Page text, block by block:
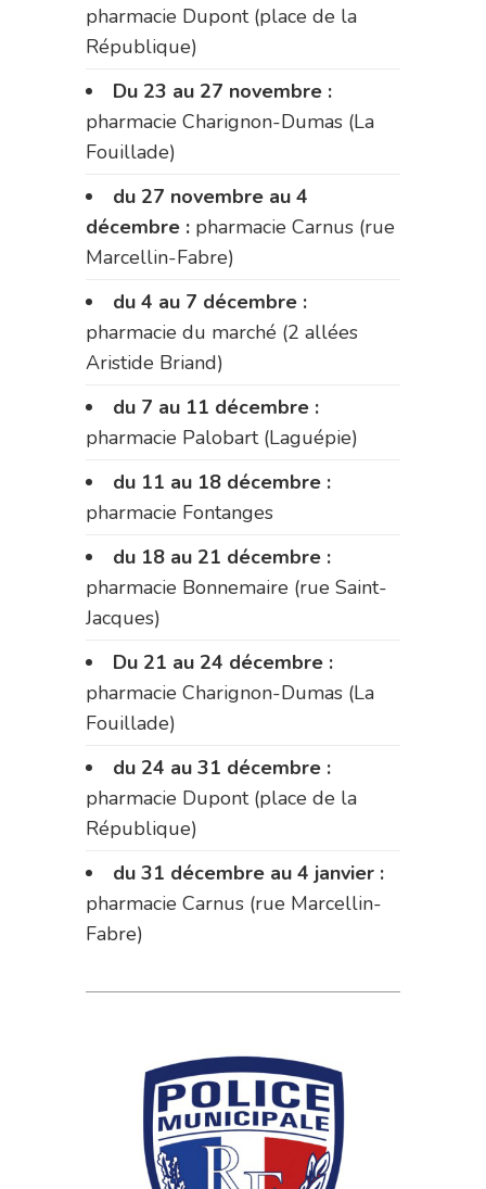
pharmacie Dupont (place de la
République)
Du 23 au 27 novembre :
pharmacie Charignon-Dumas (La
Fouillade)
du 27 novembre au 4
décembre : pharmacie Carnus (rue
Marcellin-Fabre)
du 4 au 7 décembre :
pharmacie du marché (2 allées
Aristide Briand)
du 7 au 11 décembre :
pharmacie Palobart (Laguépie)
du 11 au 18 décembre :
pharmacie Fontanges
du 18 au 21 décembre :
pharmacie Bonnemaire (rue Saint-
Jacques)
Du 21 au 24 décembre :
pharmacie Charignon-Dumas (La
Fouillade)
du 24 au 31 décembre :
pharmacie Dupont (place de la
République)
du 31 décembre au 4 janvier :
pharmacie Carnus (rue Marcellin-
Fabre)